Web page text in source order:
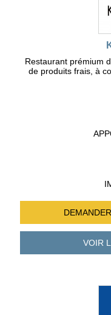
Restaurant prémium
de produits frais, à
VOIR